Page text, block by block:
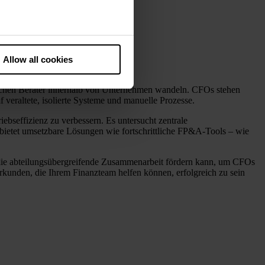
European Court of Justice
Allow all cookies
Berater innerhalb von Unternehmen wandeln. CFOs stehen
isolierte Systeme und manuelle Prozesse.
zu verbessern. Es untersucht zentrale
umsetzbare Lösungen wie fortschrittliche FP&A-Tools – wie
abteilungsübergreifende Zusammenarbeit fördern kann, um CFOs
die Ihrem Finanzteam helfen können, erfolgreich zu sein